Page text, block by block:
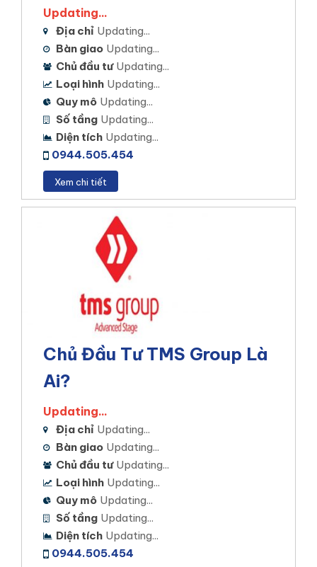
Updating...
Địa chỉ Updating...
Bàn giao Updating...
Chủ đầu tư Updating...
Loại hình Updating...
Quy mô Updating...
Số tầng Updating...
Diện tích Updating...
0944.505.454
Xem chi tiết
Chủ Đầu Tư TMS Group Là
Ai?
Updating...
Địa chỉ Updating...
Bàn giao Updating...
Chủ đầu tư Updating...
Loại hình Updating...
Quy mô Updating...
Số tầng Updating...
Diện tích Updating...
0944.505.454